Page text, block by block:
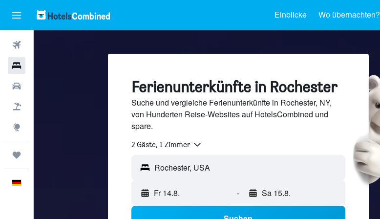
Einblicke Wo übernachten?
Ferienunterkünfte in Rochester
Suche und vergleiche Ferienunterkünfte in Rochester, NY,
von Hunderten Reise-Websites auf HotelsCombined und
spare.
2 Gäste, 1 Zimmer
Rochester, USA
Fr 14.8. - Sa 15.8.